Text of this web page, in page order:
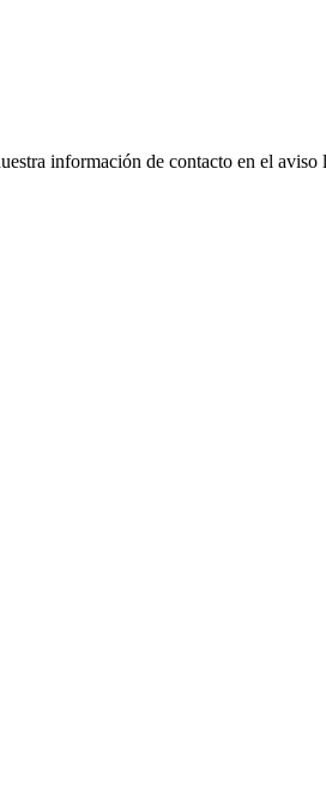
información de contacto en el aviso